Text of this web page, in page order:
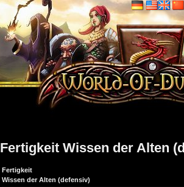
Fertigkeit Wissen der Alten
Fertigkeit
Wissen der Alten (defensiv)